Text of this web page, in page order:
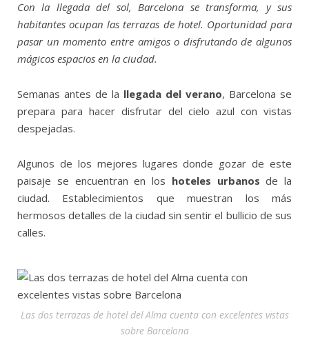
Con la llegada del sol, Barcelona se transforma, y sus
habitantes ocupan las terrazas de hotel. Oportunidad para
pasar un momento entre amigos o disfrutando de algunos
mágicos espacios en la ciudad.
Semanas antes de la llegada del verano, Barcelona se
prepara para hacer disfrutar del cielo azul con vistas
despejadas.
Algunos de los mejores lugares donde gozar de este
paisaje se encuentran en los hoteles urbanos de la
ciudad. Establecimientos que muestran los más
hermosos detalles de la ciudad sin sentir el bullicio de sus
calles.
Las dos terrazas de hotel del Alma cuenta con excelentes vistas
sobre Barcelona